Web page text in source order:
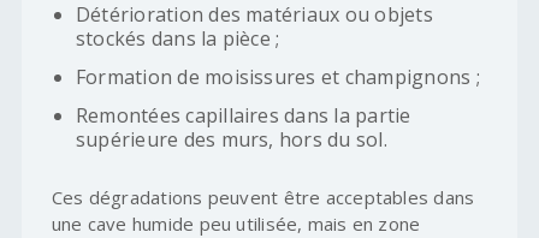
Détérioration des matériaux ou objets
stockés dans la pièce ;
Formation de moisissures et champignons ;
Remontées capillaires dans la partie
supérieure des murs, hors du sol.
Ces dégradations peuvent être acceptables dans
une cave humide peu utilisée, mais en zone